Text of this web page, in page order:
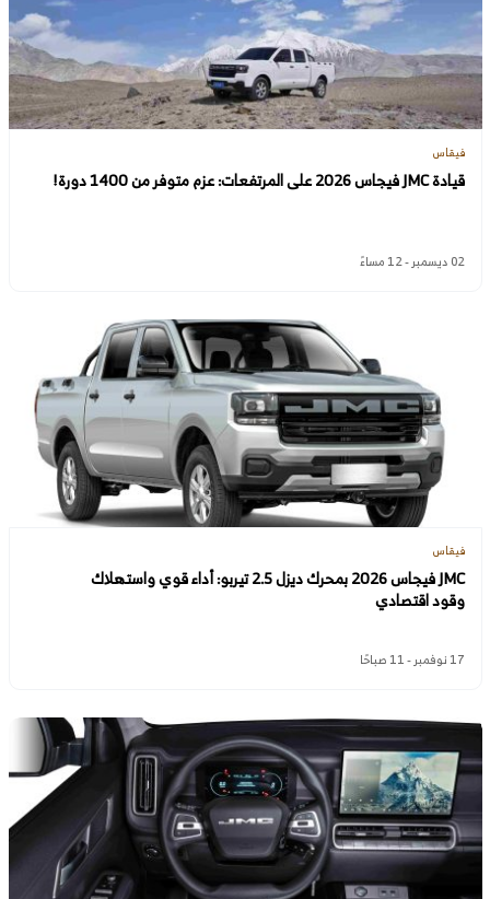
فيقاس
قيادة JMC فيجاس 2026 على المرتفعات: عزم متوفر من 1400 دورة!
02 ديسمبر - 12 مساءً
فيقاس
JMC فيجاس 2026 بمحرك ديزل 2.5 تيربو: أداء قوي واستهلاك
وقود اقتصادي
17 نوفمبر - 11 صباحًا